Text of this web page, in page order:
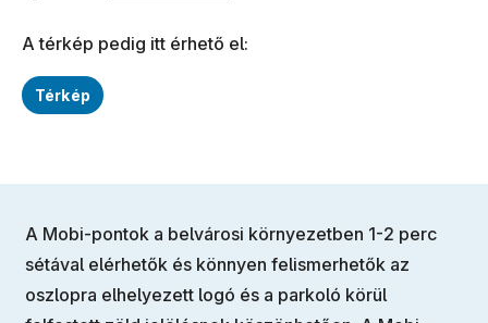
A térkép pedig itt érhető el:
Térkép
A Mobi-pontok a belvárosi környezetben 1-2 perc
sétával elérhetők és könnyen felismerhetők az
oszlopra elhelyezett logó és a parkoló körül